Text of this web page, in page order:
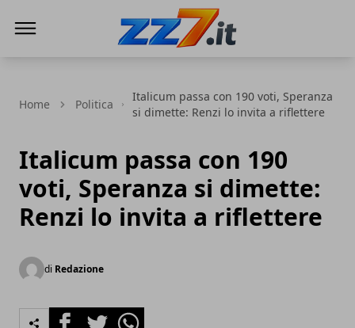
Home Politica
Italicum passa con 190 voti, Speranza
si dimette: Renzi lo invita a riflettere
Italicum passa con 190
voti, Speranza si dimette:
Renzi lo invita a riflettere
di Redazione
FacebookTwitterWhatsapp